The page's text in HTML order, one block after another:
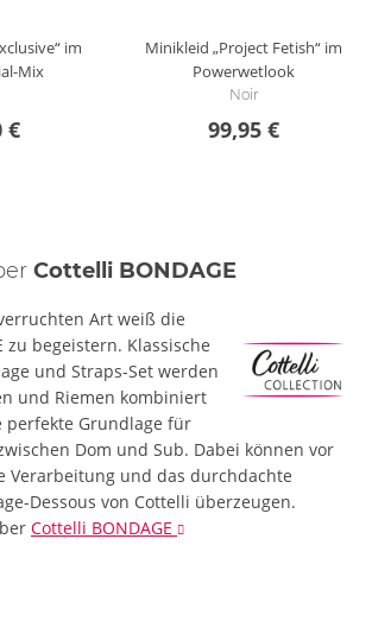
im
Mix
€
Minikleid „Project Fetish“ im
Powerwetlook
Noir
99,95 €
Cottelli BONDAGE
Art weiß die
zu begeistern. Klassische
und Straps-Set werden
und Riemen kombiniert
perfekte Grundlage für
Dom und Sub. Dabei können vor
Verarbeitung und das durchdachte
Dessous von Cottelli überzeugen.
Cottelli BONDAGE